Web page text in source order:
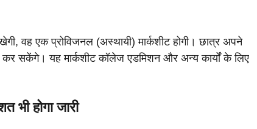
वह एक प्रोविजनल (अस्थायी) मार्कशीट होगी। छात्र अपने
कर सकेंगे। यह मार्कशीट कॉलेज एडमिशन और अन्य कार्यों के लिए
होगा जारी